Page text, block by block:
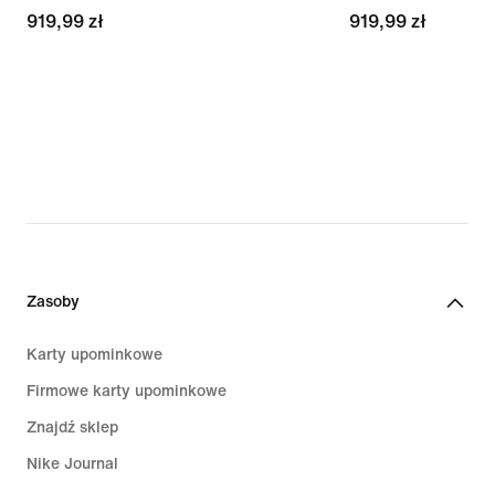
919,99 zł
919,99 zł
919,99 zł
919,99 zł
Zasoby
Karty upominkowe
Firmowe karty upominkowe
Znajdź sklep
Nike Journal